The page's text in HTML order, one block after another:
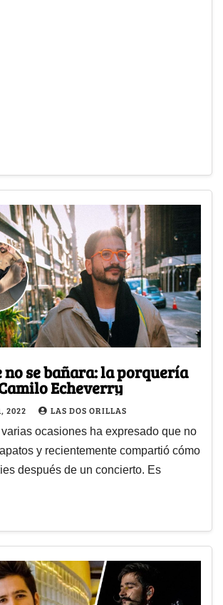
no se bañara: la porquería
Echeverry
2022 LAS DOS ORILLAS
ocasiones ha expresado que no
y recientemente compartió cómo
después de un concierto. Es